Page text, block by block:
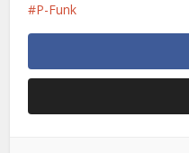
P-Funk